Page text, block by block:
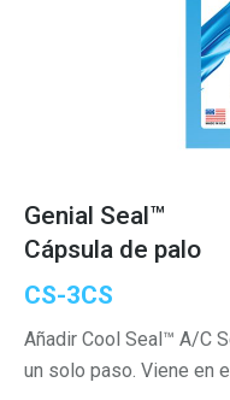
Genial Seal™
Cápsula de palo
CS-3CS
Añadir Cool Seal ™ A/C
un solo paso. Viene en